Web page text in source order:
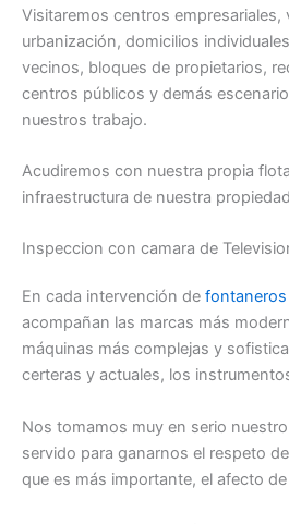
Visitaremos centros empresariales,
urbanización, domicilios
vecinos, bloques de propietarios,
centros públicos y demás
nuestros trabajo.
Acudiremos con nuestra propia
infraestructura de nuestra
Inspeccion con camara de
En cada intervención de
acompañan las marcas más
máquinas más complejas y
certeras y actuales, los
Nos tomamos muy en serio
servido para ganarnos el respeto
que es más importante, el afecto